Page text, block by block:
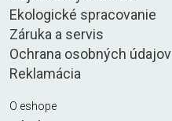
Ekologické spracovanie
Záruka a servis
Ochrana osobných údajov
Reklamácia
O eshope